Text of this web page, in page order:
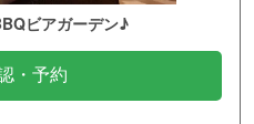
ビアガーデン♪
・予約